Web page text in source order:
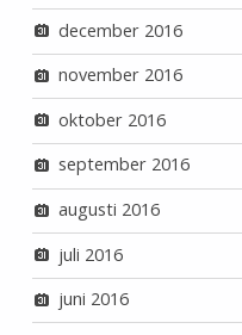
december 2016
november 2016
oktober 2016
september 2016
augusti 2016
juli 2016
juni 2016